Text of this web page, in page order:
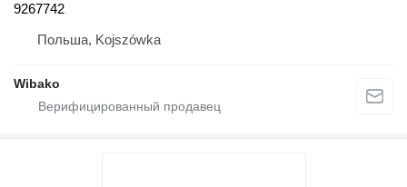
9267742
Польша, Kojszówka
Wibako